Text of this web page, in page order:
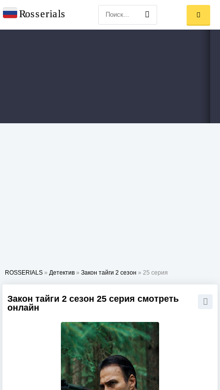
ROSSERIALS » Детектив » Закон тайги 2 сезон » 25 серия
Закон тайги 2 сезон 25 серия смотреть
онлайн